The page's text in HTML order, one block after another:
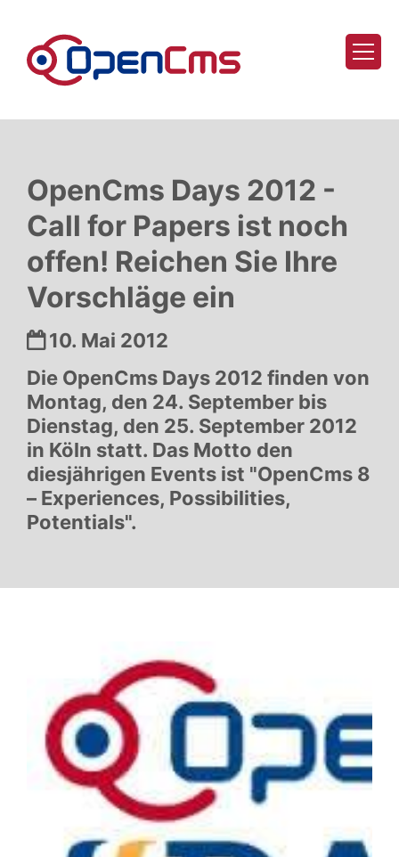
OpenCms Days 2012 -
Call for Papers ist noch
offen! Reichen Sie Ihre
Vorschläge ein
Datum:
10. Mai 2012
Die OpenCms Days 2012 finden von
Montag, den 24. September bis
Dienstag, den 25. September 2012
in Köln statt. Das Motto den
diesjährigen Events ist "OpenCms 8
– Experiences, Possibilities,
Potentials".